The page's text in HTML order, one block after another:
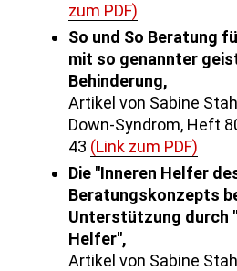
zum PDF)
So und So Beratung
mit so genannter
Behinderung,
Artikel von Sabine
Down-Syndrom, Heft
43 (Link zum PDF)
Die "Inneren Helfer
Beratungskonzepts
Unterstützung durch
Helfer",
Artikel von Sabine